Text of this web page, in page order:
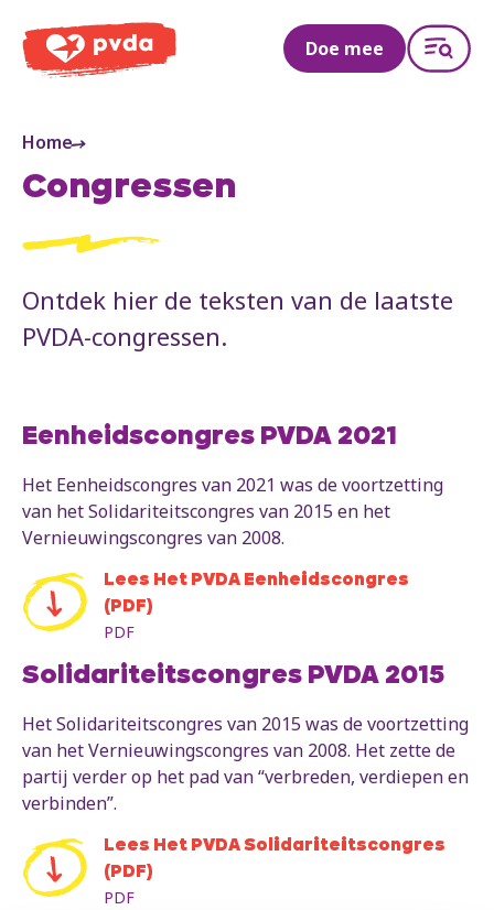
PVDA
Doe mee
Home
Congressen
Ontdek hier de teksten van de laatste
PVDA-congressen.
Eenheidscongres PVDA 2021
Het Eenheidscongres van 2021 was de voortzetting
van het Solidariteitscongres van 2015 en het
Vernieuwingscongres van 2008.
Lees Het PVDA Eenheidscongres
(PDF)
PDF
Solidariteitscongres PVDA 2015
Het Solidariteitscongres van 2015 was de voortzetting
van het Vernieuwingscongres van 2008. Het zette de
partij verder op het pad van “verbreden, verdiepen en
verbinden”.
Lees Het PVDA Solidariteitscongres
(PDF)
PDF